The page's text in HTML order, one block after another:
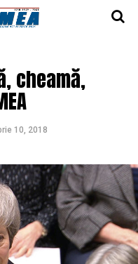
cheamă,
10, 2018